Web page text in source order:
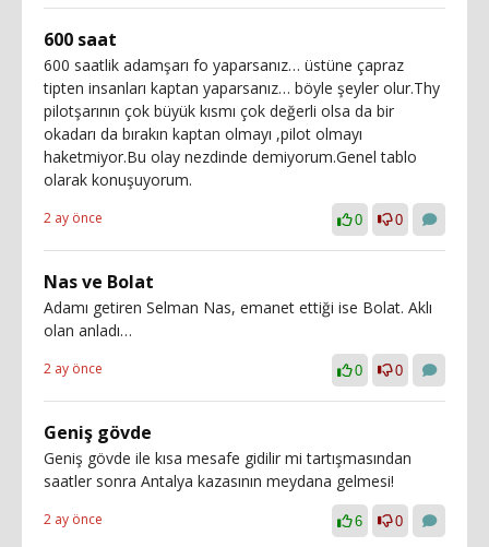
600 saat
600 saatlik adamşarı fo yaparsanız… üstüne çapraz
tipten insanları kaptan yaparsanız… böyle şeyler olur.Thy
pilotşarının çok büyük kısmı çok değerli olsa da bir
okadarı da bırakın kaptan olmayı ,pilot olmayı
haketmiyor.Bu olay nezdinde demiyorum.Genel tablo
olarak konuşuyorum.
2 ay önce 0 0
Nas ve Bolat
Adamı getiren Selman Nas, emanet ettiği ise Bolat. Aklı
olan anladı…
2 ay önce 0 0
Geniş gövde
Geniş gövde ile kısa mesafe gidilir mi tartışmasından
saatler sonra Antalya kazasının meydana gelmesi!
2 ay önce 6 0